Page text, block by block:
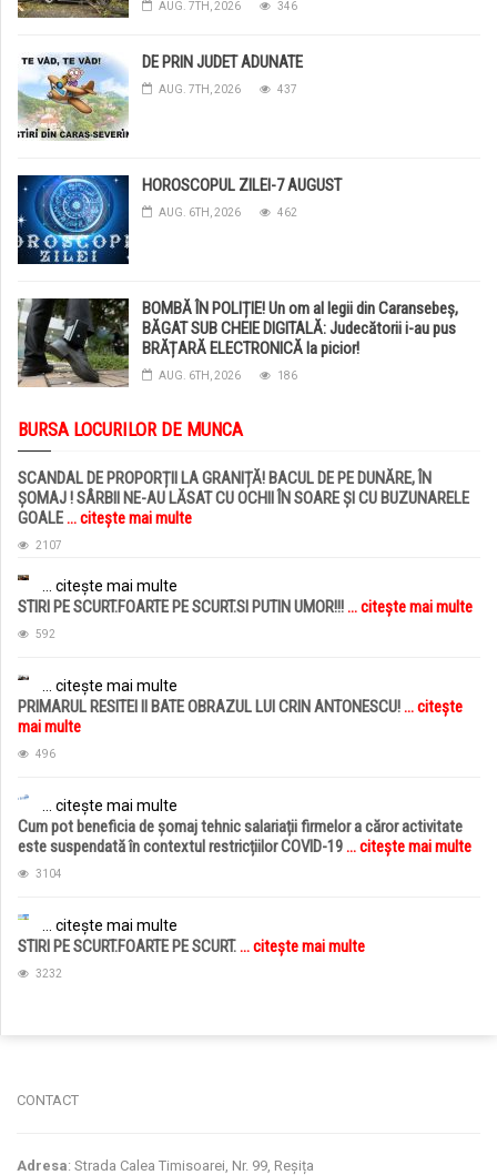
AUG. 7TH, 2026 346
DE PRIN JUDET ADUNATE
AUG. 7TH, 2026 437
HOROSCOPUL ZILEI-7 AUGUST
AUG. 6TH, 2026 462
BOMBĂ ÎN POLIȚIE! Un om al legii din Caransebeș,
BĂGAT SUB CHEIE DIGITALĂ: Judecătorii i-au pus
BRĂȚARĂ ELECTRONICĂ la picior!
AUG. 6TH, 2026 186
BURSA LOCURILOR DE MUNCA
SCANDAL DE PROPORȚII LA GRANIȚĂ! BACUL DE PE DUNĂRE, ÎN
ȘOMAJ ! SÂRBII NE-AU LĂSAT CU OCHII ÎN SOARE ȘI CU BUZUNARELE
GOALE... citește mai multe
2107
... citește mai multe
STIRI PE SCURT.FOARTE PE SCURT.SI PUTIN UMOR!!!... citește mai multe
592
... citește mai multe
PRIMARUL RESITEI II BATE OBRAZUL LUI CRIN ANTONESCU!... citește
mai multe
496
... citește mai multe
Cum pot beneficia de șomaj tehnic salariații firmelor a căror activitate
este suspendată în contextul restricțiilor COVID-19... citește mai multe
3104
... citește mai multe
STIRI PE SCURT.FOARTE PE SCURT.... citește mai multe
3232
CONTACT
Adresa: Strada Calea Timisoarei, Nr. 99, Reșița